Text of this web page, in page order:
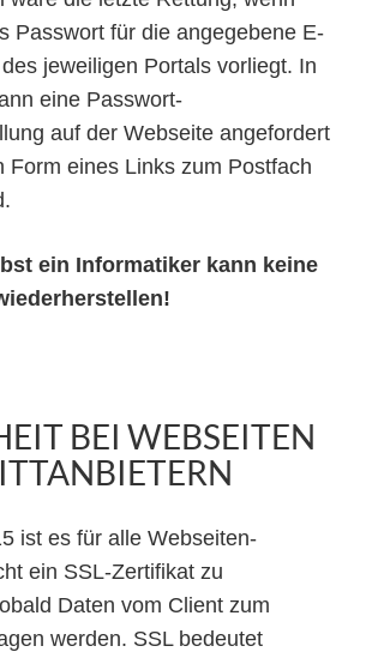
Passwort für die angegebene E-
jeweiligen Portals vorliegt. In
eine Passwort-
auf der Webseite angefordert
Form eines Links zum Postfach
ein Informatiker kann keine
BEI WEBSEITEN
ist es für alle Webseiten-
ein SSL-Zertifikat zu
Daten vom Client zum
werden. SSL bedeutet